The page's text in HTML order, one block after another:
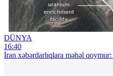
DÜNYA
16:40
İran xəbərdarlıqlara məhəl qoymur: